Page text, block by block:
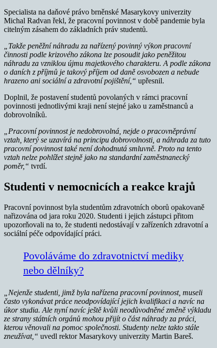
Specialista na daňové právo brněnské Masarykovy univerzity
Michal Radvan řekl, že pracovní povinnost v době pandemie byla
citelným zásahem do základních práv studentů.
„Takže peněžní náhradu za nařízený povinný výkon pracovní
činnosti podle krizového zákona lze posoudit jako peněžitou
náhradu za vzniklou újmu majetkového charakteru. A podle zákona
o daních z příjmů je takový příjem od daně osvobozen a nebude
hrazeno ani sociální a zdravotní pojištění,“ upřesnil.
Doplnil, že postavení studentů povolaných v rámci pracovní
povinnosti jednotlivými kraji není stejné jako u zaměstnanců a
dobrovolníků.
„Pracovní povinnost je nedobrovolná, nejde o pracovněprávní
vztah, který se uzavírá na principu dobrovolnosti, a náhrada za tuto
pracovní povinnost také není dohodnutá smluvně. Proto na tento
vztah nelze pohlížet stejně jako na standardní zaměstnanecký
poměr,“ tvrdí.
Studenti v nemocnicích a reakce krajů
Pracovní povinnost byla studentům zdravotních oborů opakovaně
nařizována od jara roku 2020. Studenti i jejich zástupci přitom
upozorňovali na to, že studenti nedostávají v zařízeních zdravotní a
sociální péče odpovídající práci.
Povoláváme do zdravotnictví mediky
nebo dělníky?
„Nejenže studenti, jimž byla nařízena pracovní povinnost, museli
často vykonávat práce neodpovídající jejich kvalifikaci a navíc na
úkor studia. Ale nyní navíc ještě kvůli neodůvodněné změně výkladu
ze strany státních orgánů mohou přijít o část náhrady za práci,
kterou věnovali na pomoc společnosti. Studenty nelze takto stále
zneužívat,“ uvedl rektor Masarykovy univerzity Martin Bareš.